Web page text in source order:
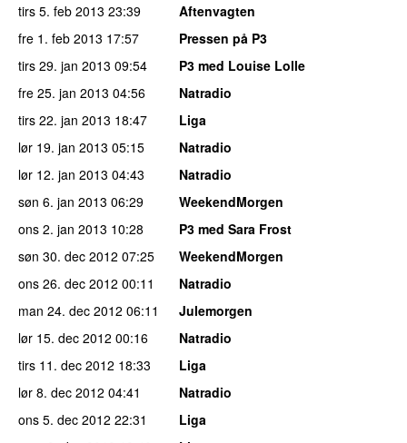
tirs 5. feb 2013 23:39
Aftenvagten
fre 1. feb 2013 17:57
Pressen på P3
tirs 29. jan 2013 09:54
P3 med Louise Lolle
fre 25. jan 2013 04:56
Natradio
tirs 22. jan 2013 18:47
Liga
lør 19. jan 2013 05:15
Natradio
lør 12. jan 2013 04:43
Natradio
søn 6. jan 2013 06:29
WeekendMorgen
ons 2. jan 2013 10:28
P3 med Sara Frost
søn 30. dec 2012 07:25
WeekendMorgen
ons 26. dec 2012 00:11
Natradio
man 24. dec 2012 06:11
Julemorgen
lør 15. dec 2012 00:16
Natradio
tirs 11. dec 2012 18:33
Liga
lør 8. dec 2012 04:41
Natradio
ons 5. dec 2012 22:31
Liga